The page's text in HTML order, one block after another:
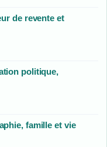
de revente et
politique,
famille et vie